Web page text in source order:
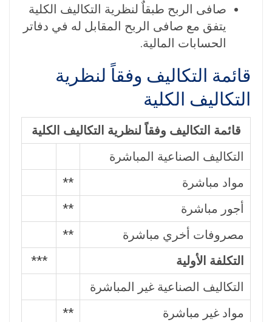
صافى الربح طبقاٌ لنظرية التكاليف الكلية
يتفق مع صافى الربح المقابل له في دفاتر
الحسابات المالية.
قائمة التكاليف وفقاً لنظرية
التكاليف الكلية
قائمة التكاليف وفقاً لنظرية التكاليف الكلية
التكاليف الصناعية المباشرة
مواد مباشرة
**
أجور مباشرة
**
مصروفات أخري مباشرة
**
التكلفة الأولية
***
التكاليف الصناعية غير المباشرة
مواد غير مباشرة
**